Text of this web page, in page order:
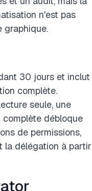
n'est pas
graphique.
30 jours et inclut
complète.
seule, une
débloque
de permissions,
la délégation à partir